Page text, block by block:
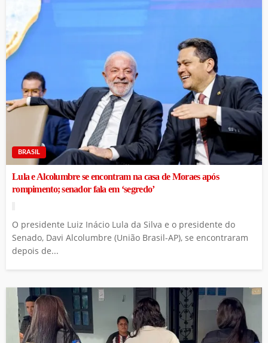
BRASIL
Lula e Alcolumbre se encontram na casa de Moraes após
rompimento; senador fala em ‘segredo’
O presidente Luiz Inácio Lula da Silva e o presidente do
Senado, Davi Alcolumbre (União Brasil-AP), se encontraram
depois de...